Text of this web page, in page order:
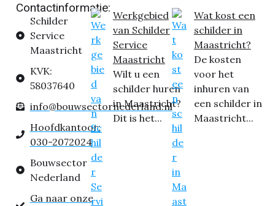
Contactinformatie:
Schilder
Service
Maastricht
KVK:
58037640
info@bouwsectornederland.nl
Hoofdkantoor:
030-2072024
Bouwsector
Nederland
Ga naar onze
Werkgebied
van Schilder
Service
Maastricht
Wilt u een
schilder huren
in Maastricht?
Dit is het...
Wat kost een
schilder in
Maastricht?
De kosten
voor het
inhuren van
een schilder in
Maastricht...